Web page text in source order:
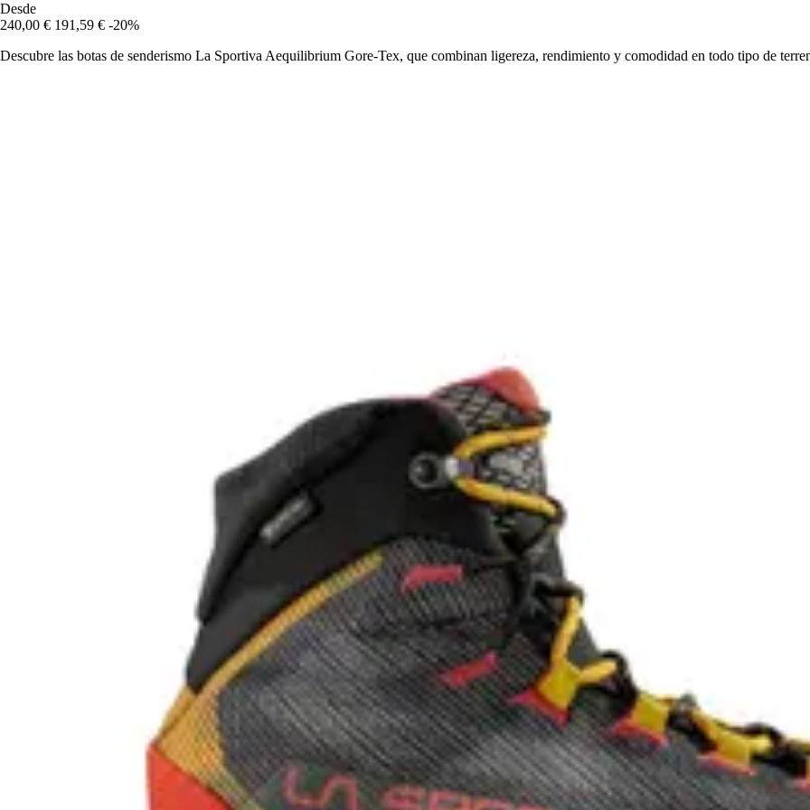
Desde
240,00 € 191,59 € -20%
Descubre las botas de senderismo La Sportiva Aequilibrium Gore-Tex, que combinan ligereza, rendimiento y comodidad en todo tipo de